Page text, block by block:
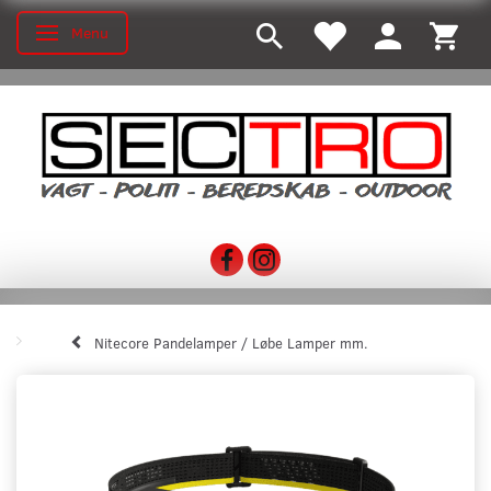
Toggle navigation
Menu
Nitecore Pandelamper / Løbe Lamper mm.